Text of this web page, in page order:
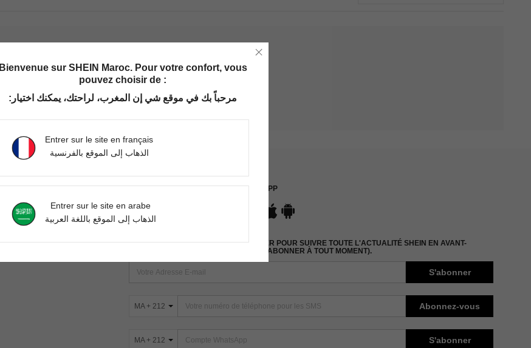
Aucun article trouvé. Veuillez essayer une autre recherche.
TROUVEZ-NOUS SUR APP
ABONNEZ-VOUS À NOTRE NEWSLETTER POUR SUIVRE TOUTE L'ACTUALITÉ SHEIN EN AVANT-
PREMIÈRE ! (VOUS POUVEZ VOUS DÉSABONNER À TOUT MOMENT).
S'abonner
MA + 212 Abonnez-vous
MA + 212 S'abonner
Bienvenue sur SHEIN Maroc. Pour votre confort, vous
pouvez choisir de :
مرحباً بك في موقع شي إن المغرب، لراحتك، يمكنك اختيار:
Entrer sur le site en français
الذهاب إلى الموقع بالفرنسية
Entrer sur le site en arabe
الذهاب إلى الموقع باللغة العربية